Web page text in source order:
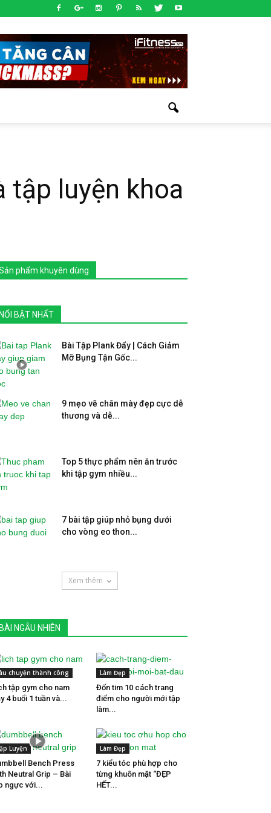
tập luyện khoa
phẩm khuyên dùng
NỔI BẬT NHẤT
Bài Tập Plank Đẩy | Cách Giảm
Mỡ Bụng Tận Gốc...
9 mẹo vẽ chân mày đẹp cực dễ
thương và dễ...
Top 5 thực phẩm nên ăn trước
khi tập gym nhiều...
7 bài tập giúp nhỏ bụng dưới
cho vòng eo thon...
Xem thêm
BÀI NGẪU NHIÊN
chuyện thành công
tập gym cho nam
4 buổi 1 tuần và...
Làm Đẹp
Đốn tim 10 cách trang
điểm cho người mới tập
làm...
Luyện
Bench Press
Neutral Grip – Bài
ngực với...
Làm Đẹp
7 kiểu tóc phù hợp cho
từng khuôn mặt “ĐẸP
HẾT...